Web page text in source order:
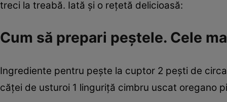
treci la treabă. Iată şi o reţetă delicioasă:
Cum să prepari peştele. Cele
Ingrediente pentru peşte la cuptor 2 peşti de
căţei de usturoi 1 linguriţă cimbru uscat oregano